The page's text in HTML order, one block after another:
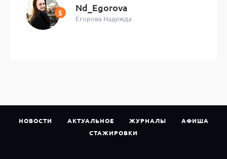
Nd_Egorova
Егорова Надежда
НОВОСТИ АКТУАЛЬНОЕ ЖУРНАЛЫ
АФИША
СТАЖИРОВКИ